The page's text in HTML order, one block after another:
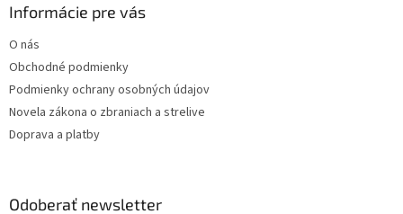
Informácie pre vás
O nás
Obchodné podmienky
Podmienky ochrany osobných údajov
Novela zákona o zbraniach a strelive
Doprava a platby
Odoberať newsletter